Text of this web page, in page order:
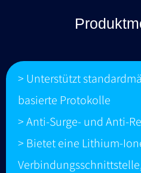
> Unterstützt
basierte Protokolle
> Anti-Surge- und Anti-
> Bietet eine Lithium-